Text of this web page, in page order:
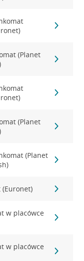
(Planet
(Planet
(Planet
(Euronet)
w placówce
w placówce